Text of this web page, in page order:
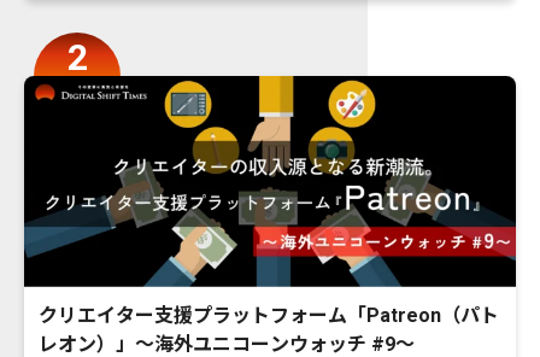
クリエイター支援プラットフォーム「Patreon（パト
レオン）」〜海外ユニコーンウォッチ #9〜